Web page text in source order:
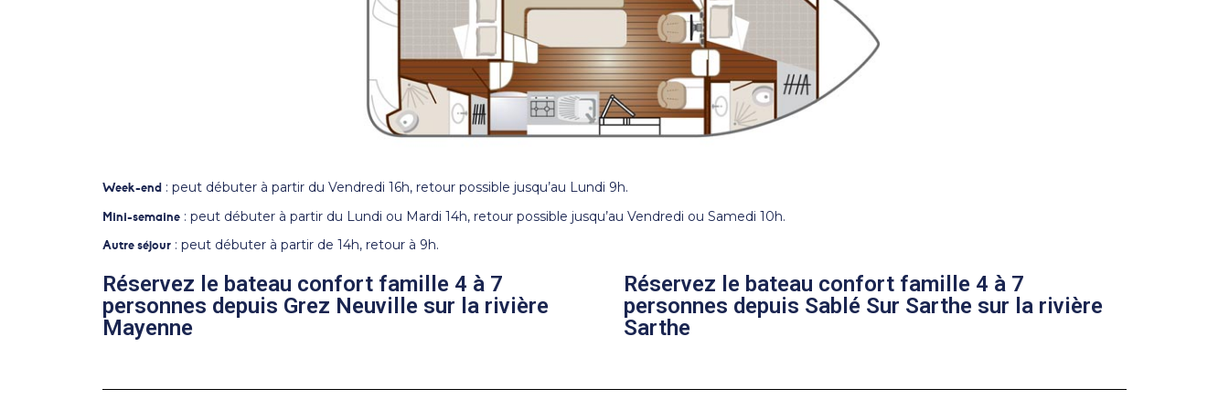
Week-end : peut débuter à partir du Vendredi 16h, retour possible jusqu’au Lundi 9h.
Mini-semaine : peut débuter à partir du Lundi ou Mardi 14h, retour possible jusqu’au Vendredi ou Samedi 10h.
Autre séjour : peut débuter à partir de 14h, retour à 9h.
Réservez le bateau confort famille 4 à 7
personnes depuis Grez Neuville sur la rivière
Mayenne
Réservez le bateau confort famille 4 à 7
personnes depuis Sablé Sur Sarthe sur la rivière
Sarthe